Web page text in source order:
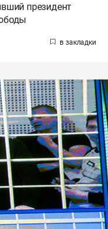
президент